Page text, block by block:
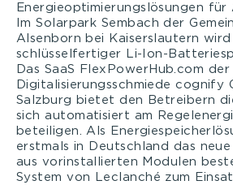
Energieoptimierungslösungen für
Im Solarpark Sembach der
Alsenborn bei Kaiserslautern wird
schlüsselfertiger Li-Ion-
Das SaaS FlexPowerHub.com der
Digitalisierungsschmiede cognify
Salzburg bietet den Betreibern
sich automatisiert am
beteiligen. Als
erstmals in Deutschland das
aus vorinstallierten Modulen
System von Leclanché zum